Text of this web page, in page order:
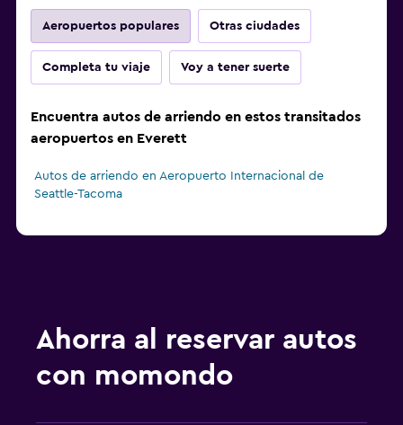
Aeropuertos populares Otras ciudades
Completa tu viaje Voy a tener suerte
Encuentra autos de arriendo en estos transitados
aeropuertos en Everett
Autos de arriendo en Aeropuerto Internacional de
Seattle-Tacoma
Ahorra al reservar autos
con momondo